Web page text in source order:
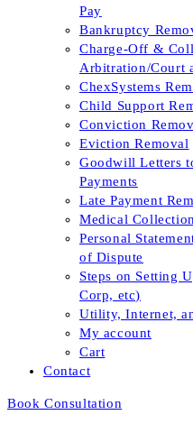
Pay
Bankruptcy
Charge-Off &
Arbitration/Court
ChexSystems
Child Support
Conviction
Eviction Removal
Goodwill Letters
Payments
Late Payment
Medical
Personal
of Dispute
Steps on Setting
Corp, etc)
Utility, Internet,
My account
Cart
Contact
Book Consultation